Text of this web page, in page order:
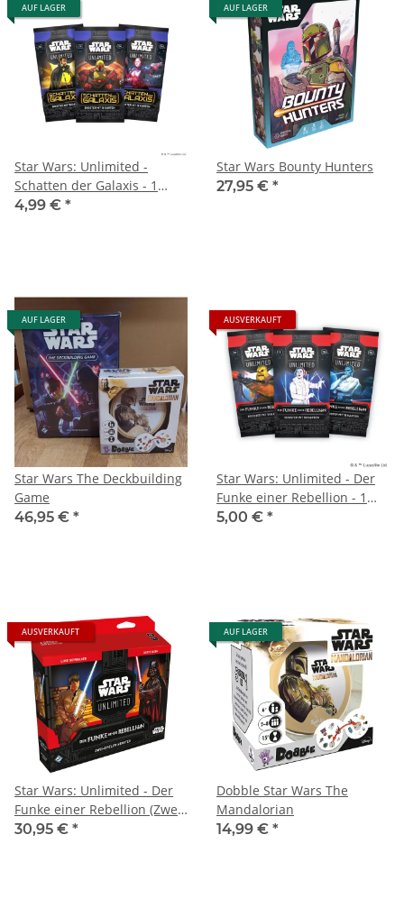
AUF LAGER
Star Wars: Unlimited -
Schatten der Galaxis - 1
Booster Pack
4,99 € *
AUF LAGER
Star Wars Bounty Hunters
27,95 € *
AUF LAGER
Star Wars The Deckbuilding
Game
46,95 € *
AUSVERKAUFT
Star Wars: Unlimited - Der
Funke einer Rebellion - 1
Booster-Pack
5,00 € *
AUSVERKAUFT
Star Wars: Unlimited - Der
Funke einer Rebellion (Zwei-
Spieler-Starter)
30,95 € *
AUF LAGER
Dobble Star Wars The
Mandalorian
14,99 € *